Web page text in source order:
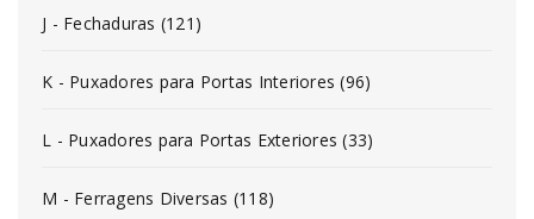
J - Fechaduras (121)
K - Puxadores para Portas Interiores (96)
L - Puxadores para Portas Exteriores (33)
M - Ferragens Diversas (118)